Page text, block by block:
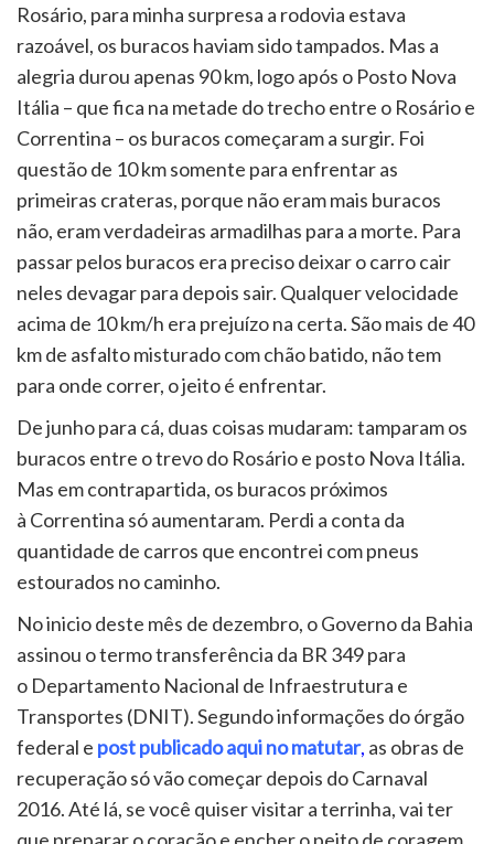
Rosário, para minha surpresa a rodovia estava
razoável, os buracos haviam sido tampados. Mas a
alegria durou apenas 90 km, logo após o Posto Nova
Itália – que fica na metade do trecho entre o Rosário e
Correntina – os buracos começaram a surgir. Foi
questão de 10 km somente para enfrentar as
primeiras crateras, porque não eram mais buracos
não, eram verdadeiras armadilhas para a morte. Para
passar pelos buracos era preciso deixar o carro cair
neles devagar para depois sair. Qualquer velocidade
acima de 10 km/h era prejuízo na certa. São mais de 40
km de asfalto misturado com chão batido, não tem
para onde correr, o jeito é enfrentar.
De junho para cá, duas coisas mudaram: tamparam os
buracos entre o trevo do Rosário e posto Nova Itália.
Mas em contrapartida, os buracos próximos
à Correntina só aumentaram. Perdi a conta da
quantidade de carros que encontrei com pneus
estourados no caminho.
No inicio deste mês de dezembro, o Governo da Bahia
assinou o termo transferência da BR 349 para
o Departamento Nacional de Infraestrutura e
Transportes (DNIT). Segundo informações do órgão
federal e post publicado aqui no matutar, as obras de
recuperação só vão começar depois do Carnaval
2016. Até lá, se você quiser visitar a terrinha, vai ter